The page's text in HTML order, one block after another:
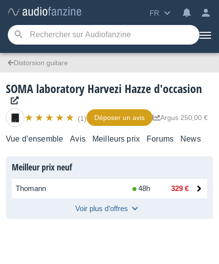
FR
Distorsion guitare
SOMA laboratory Harvezi Hazze d'occasion
(1) Déposer un avis Argus 250,00 €
Vue d’ensemble Avis Meilleurs prix Forums News
Meilleur prix neuf
Thomann 48h 329 €
Voir plus d’offres